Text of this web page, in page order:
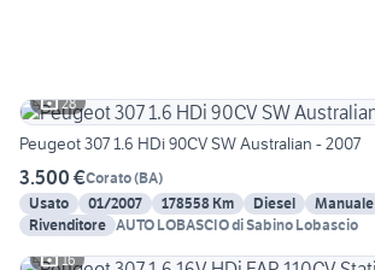
28
Peugeot 307 1.6 HDi 90CV SW Australian - 2007
3.500 €Corato(BA)
Usato
01/2007 178558 Km Diesel Manuale
Rivenditore AUTO LOBASCIO di Sabino Lobascio
16